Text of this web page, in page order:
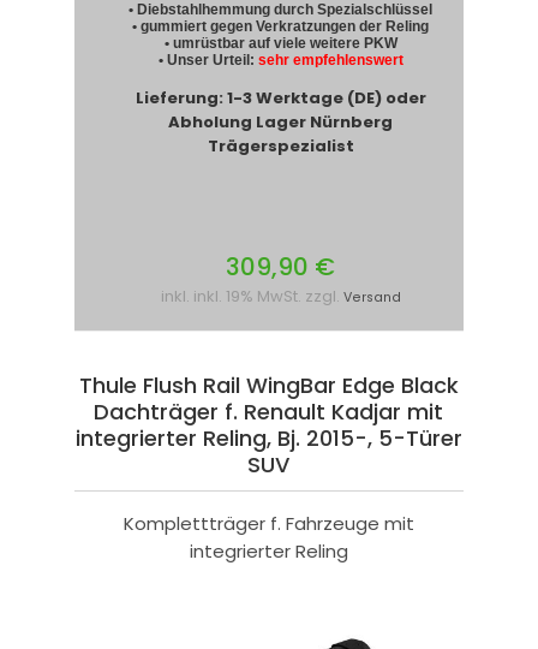
• Diebstahlhemmung durch Spezialschlüssel
• gummiert gegen Verkratzungen der Reling
• umrüstbar auf viele weitere PKW
• Unser Urteil: sehr empfehlenswert
Lieferung: 1-3 Werktage (DE) oder
Abholung Lager Nürnberg
Trägerspezialist
309,90 €
inkl. inkl. 19% MwSt. zzgl. Versand
Thule Flush Rail WingBar Edge Black
Dachträger f. Renault Kadjar mit
integrierter Reling, Bj. 2015-, 5-Türer
SUV
Komplettträger f. Fahrzeuge mit
integrierter Reling